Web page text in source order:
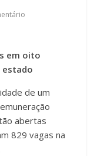
em oito
estado
de um
abertas
829 vagas na